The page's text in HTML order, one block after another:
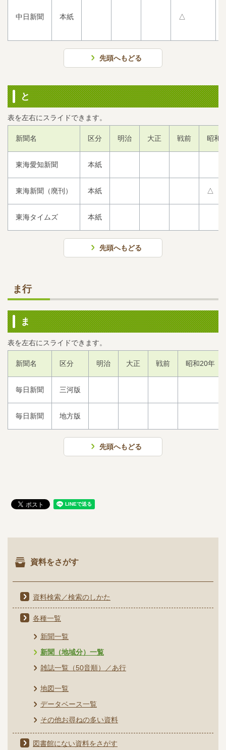
中日新聞 本紙 △
先頭へもどる
と
新聞名 区分 明治 大正 戦前 昭和
東海愛知新聞 本紙
東海新聞（廃刊） 本紙 △
東海タイムズ 本紙
先頭へもどる
ま行
ま
新聞名 区分 明治 大正 戦前 昭和20年
毎日新聞 三河版
毎日新聞 地方版
先頭へもどる
資料をさがす
資料検索／検索のしかた
各種一覧
新聞一覧
新聞（地域分）一覧
雑誌一覧（50音順）／あ行
地図一覧
データベース一覧
その他お尋ねの多い資料
図書館にない資料をさがす